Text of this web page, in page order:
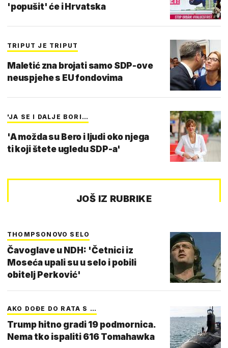
'popušit' će i Hrvatska
TRIPUT JE TRIPUT
Maletić zna brojati samo SDP-ove
neuspjehe s EU fondovima
'JA SE I DALJE BORI…
'A možda su Bero i ljudi oko njega
ti koji štete ugledu SDP-a'
JOŠ IZ RUBRIKE
THOMPSONOVO SELO
Čavoglave u NDH: 'Četnici iz
Moseća upali su u selo i pobili
obitelj Perković'
AKO DOĐE DO RATA S …
Trump hitno gradi 19 podmornica.
Nema tko ispaliti 616 Tomahawka